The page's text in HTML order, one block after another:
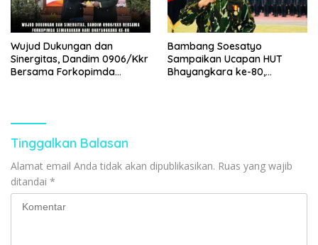
Wujud Dukungan dan
Sinergitas, Dandim 0906/Kkr
Bersama Forkopimda
Bambang Soesatyo
Sampaikan Ucapan HUT
Bhayangkara ke-80,
Tinggalkan Balasan
Alamat email Anda tidak akan dipublikasikan. Ruas yang wajib
ditandai *